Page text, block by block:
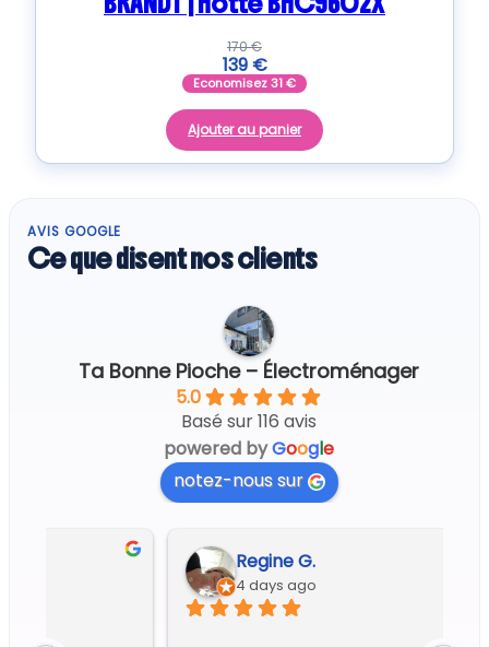
170€
139 €
Economisez31€
Ajouter au panier
AVIS GOOGLE
Ce que disent nos clients
Ta Bonne Pioche – Électroménager
5.0
Basé sur 116 avis
powered byGoogle
notez-nous sur
Regine G.
4 days ago